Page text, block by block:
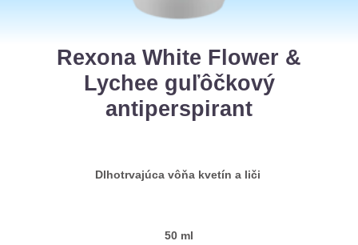
Rexona White Flower &
Lychee guľôčkový
antiperspirant
Dlhotrvajúca vôňa kvetín a liči
50 ml